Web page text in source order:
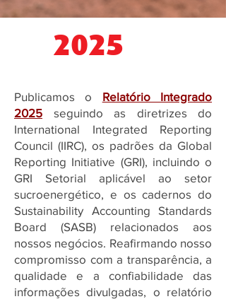
2025
Publicamos o Relatório Integrado
2025 seguindo as diretrizes do
International Integrated Reporting
Council (IIRC), os padrões da Global
Reporting Initiative (GRI), incluindo o
GRI Setorial aplicável ao setor
sucroenergético, e os cadernos do
Sustainability Accounting Standards
Board (SASB) relacionados aos
nossos negócios. Reafirmando nosso
compromisso com a transparência, a
qualidade e a confiabilidade das
informações divulgadas, o relatório